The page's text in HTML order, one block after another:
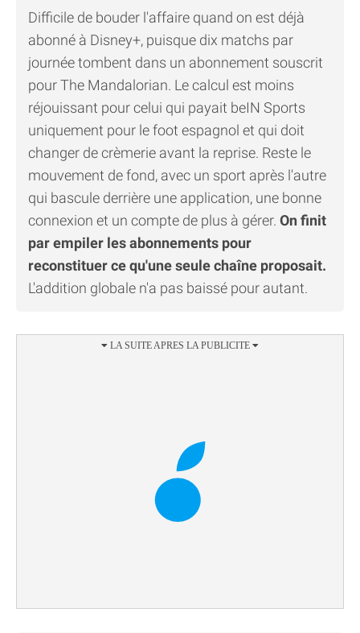
Difficile de bouder l'affaire quand on est déjà
abonné à Disney+, puisque dix matchs par
journée tombent dans un abonnement souscrit
pour The Mandalorian. Le calcul est moins
réjouissant pour celui qui payait beIN Sports
uniquement pour le foot espagnol et qui doit
changer de crèmerie avant la reprise. Reste le
mouvement de fond, avec un sport après l'autre
qui bascule derrière une application, une bonne
connexion et un compte de plus à gérer. On finit
par empiler les abonnements pour
reconstituer ce qu'une seule chaîne proposait.
L'addition globale n'a pas baissé pour autant.